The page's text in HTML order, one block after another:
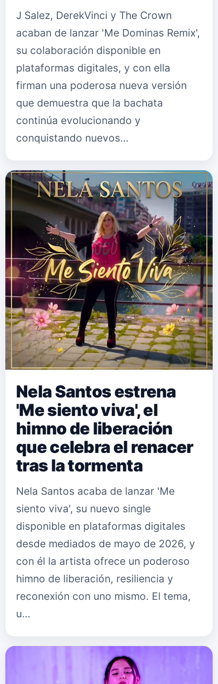
J Salez, DerekVinci y The Crown
acaban de lanzar 'Me Dominas Remix',
su colaboración disponible en
plataformas digitales, y con ella
firman una poderosa nueva versión
que demuestra que la bachata
continúa evolucionando y
conquistando nuevos…
Nela Santos estrena
'Me siento viva', el
himno de liberación
que celebra el renacer
tras la tormenta
Nela Santos acaba de lanzar 'Me
siento viva', su nuevo single
disponible en plataformas digitales
desde mediados de mayo de 2026, y
con él la artista ofrece un poderoso
himno de liberación, resiliencia y
reconexión con uno mismo. El tema,
u…